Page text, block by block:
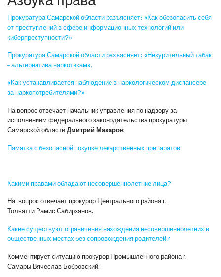
Прокуратура Самарской области разъясняет: «Как обезопасить себя
от преступлений в сфере информационных технологий или
киберпреступности?»
Прокуратура Самарской области разъясняет: «Некурительный табак
– альтернатива наркотикам».
«Как устанавливается наблюдение в наркологическом диспансере
за наркопотребителями?»
На вопрос отвечает начальник управления по надзору за
исполнением федерального законодательства прокуратуры
Самарской областиДмитрий Макаров
Памятка о безопасной покупке лекарственных препаратов
Какими правами обладают несовершеннолетние лица?
На вопрос отвечает прокурор Центрального района г.
Тольятти Рамис Сабирзянов.
Какие существуют ограничения нахождения несовершеннолетних в
общественных местах без сопровождения родителей?
Комментирует ситуацию прокурор Промышленного района г.
Самары Вячеслав Бобровский.